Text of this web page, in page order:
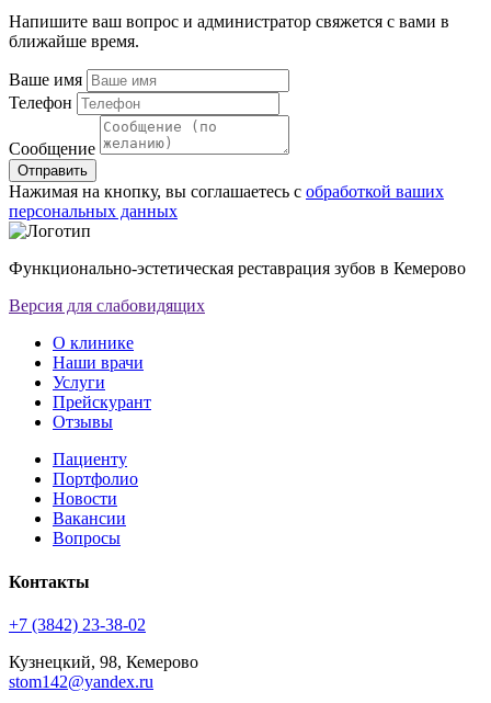
Напишите ваш вопрос и администратор свяжется с вами в
ближайше время.
Ваше имя
Телефон
Сообщение
Отправить
Нажимая на кнопку, вы соглашаетесь с обработкой ваших
персональных данных
Функционально-эстетическая реставрация зубов в Кемерово
Версия для слабовидящих
О клинике
Наши врачи
Услуги
Прейскурант
Отзывы
Пациенту
Портфолио
Новости
Вакансии
Вопросы
Контакты
+7 (3842) 23-38-02
Кузнецкий, 98, Кемерово
stom142@yandex.ru